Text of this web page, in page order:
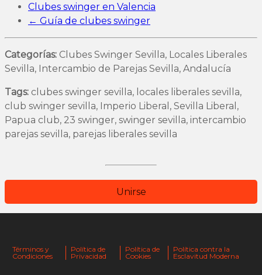
Clubes swinger en Valencia
← Guía de clubes swinger
Categorías: Clubes Swinger Sevilla, Locales Liberales
Sevilla, Intercambio de Parejas Sevilla, Andalucía
Tags: clubes swinger sevilla, locales liberales sevilla,
club swinger sevilla, Imperio Liberal, Sevilla Liberal,
Papua club, 23 swinger, swinger sevilla, intercambio
parejas sevilla, parejas liberales sevilla
Unirse
Términos y
Condiciones
Política de
Privacidad
Política de
Cookies
Política contra la
Esclavitud Moderna